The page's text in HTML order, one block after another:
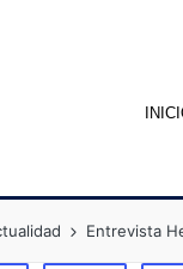
Entrevista